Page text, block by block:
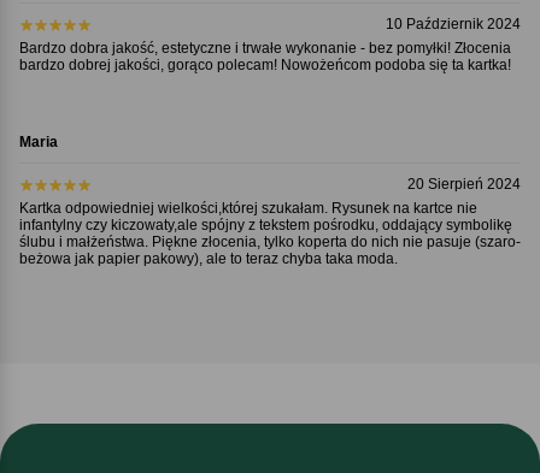
10 Październik 2024
Bardzo dobra jakość, estetyczne i trwałe wykonanie - bez pomyłki! Złocenia
bardzo dobrej jakości, gorąco polecam! Nowożeńcom podoba się ta kartka!
Maria
20 Sierpień 2024
Kartka odpowiedniej wielkości,której szukałam. Rysunek na kartce nie
infantylny czy kiczowaty,ale spójny z tekstem pośrodku, oddający symbolikę
ślubu i małżeństwa. Piękne złocenia, tylko koperta do nich nie pasuje (szaro-
beżowa jak papier pakowy), ale to teraz chyba taka moda.